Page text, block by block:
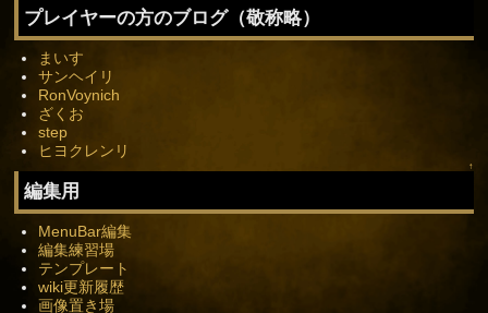
プレイヤーの方のブログ（敬称略）
まいす
サンヘイリ
RonVoynich
ざくお
step
ヒヨクレンリ
↑
編集用
MenuBar編集
編集練習場
テンプレート
wiki更新履歴
画像置き場